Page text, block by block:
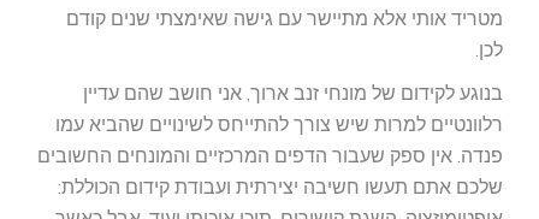
מטריד אותי אלא מתיישר עם גישה שאימצתי שנים קודם
לכן.
בנוגע לקידום של מונחי זנב ארוך, אני חושב שהם עדיין
רלוונטיים למרות שיש צורך להתייחס לשינויים שהביא עמו
פנדה. אין ספק שעבור הדפים המרכזיים והמונחים החשובים
שלכם אתם תעשו חשיבה יצירתית ועבודת קידום הכוללת: